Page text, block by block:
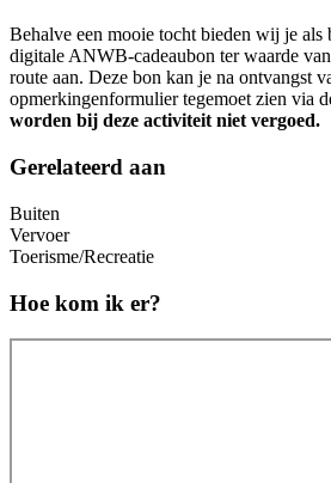
Behalve een mooie tocht bieden wij je
digitale ANWB-cadeaubon ter waarde
route aan. Deze bon kan je na ontvangst
opmerkingenformulier tegemoet zien via
worden bij deze activiteit niet vergoed.
Gerelateerd aan
Buiten
Vervoer
Toerisme/Recreatie
Hoe kom ik er?